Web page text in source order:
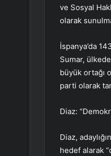
ve Sosyal
olarak
İspanya’da
Sumar,
büyük ortağı
parti olarak
Diaz:
Diaz,
hedef alarak